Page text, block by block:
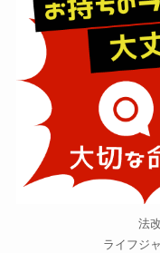
法
ライフジ